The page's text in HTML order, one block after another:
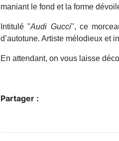
maniant le fond et la forme
Intitulé "Audi Gucci", ce
d’autotune. Artiste mélodieux et
En attendant, on vous laisse
Partager :